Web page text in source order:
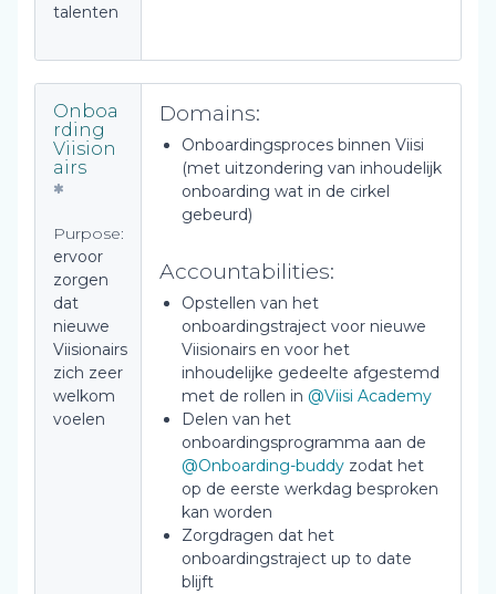
talenten
Onboa
rding
Viision
airs
Purpose:
ervoor
zorgen
dat
nieuwe
Viisionairs
zich zeer
welkom
voelen
Domains:
Onboardingsproces binnen Viisi
(met uitzondering van inhoudelijk
onboarding wat in de cirkel
gebeurd)
Accountabilities:
Opstellen van het
onboardingstraject voor nieuwe
Viisionairs en voor het
inhoudelijke gedeelte afgestemd
met de rollen in @Viisi Academy
Delen van het
onboardingsprogramma aan de
@Onboarding-buddy zodat het
op de eerste werkdag besproken
kan worden
Zorgdragen dat het
onboardingstraject up to date
blijft